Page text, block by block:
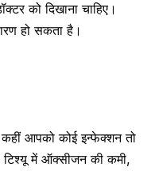
को दिखाना चाहिए।
हो सकता है।
कहीं आपको कोई इन्फेक्शन तो
में ऑक्सीजन की कमी,